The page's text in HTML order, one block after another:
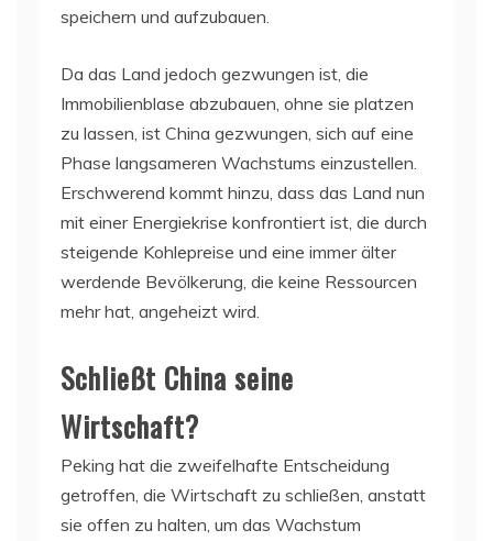
speichern und aufzubauen.
Da das Land jedoch gezwungen ist, die
Immobilienblase abzubauen, ohne sie platzen
zu lassen, ist China gezwungen, sich auf eine
Phase langsameren Wachstums einzustellen.
Erschwerend kommt hinzu, dass das Land nun
mit einer Energiekrise konfrontiert ist, die durch
steigende Kohlepreise und eine immer älter
werdende Bevölkerung, die keine Ressourcen
mehr hat, angeheizt wird.
Schließt China seine
Wirtschaft?
Peking hat die zweifelhafte Entscheidung
getroffen, die Wirtschaft zu schließen, anstatt
sie offen zu halten, um das Wachstum